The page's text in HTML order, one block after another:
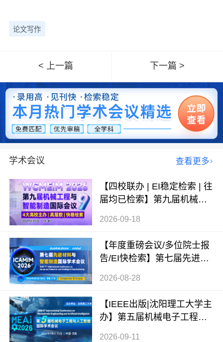
论文写作
< 上一篇 下一篇 >
学术会议 查看更多
【四校联办 | EI稳定检索 | 往
届均已检索】第九届机械工
2026-09-18
【年度重磅会议/多位院士报
告/EI快检索】第七届先进材
2026-08-28
【IEEE出版|沈阳理工大学主
办】第五届机械电子工程与
2026-09-11